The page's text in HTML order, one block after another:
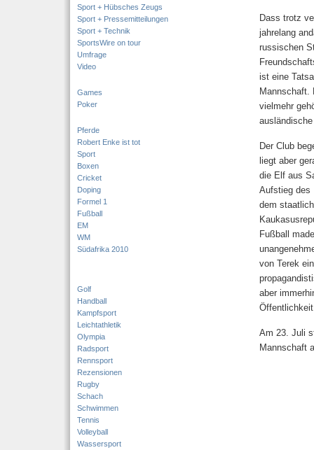
Sport + Hübsches Zeugs
Sport + Pressemitteilungen
Sport + Technik
SportsWire on tour
Umfrage
Video
Games
Poker
Pferde
Robert Enke ist tot
Sport
Boxen
Cricket
Doping
Formel 1
Fußball
EM
WM
Südafrika 2010
Golf
Handball
Kampfsport
Leichtathletik
Olympia
Radsport
Rennsport
Rezensionen
Rugby
Schach
Schwimmen
Tennis
Volleyball
Wassersport
Dass trotz
jahrelang
russischen
ist eine
Mannschaft.
vielmehr
Der Club
liegt aber
die Elf aus
Aufstieg des
dem
Fußball
von Terek
aber
Am 23. Juli
Mannschaft